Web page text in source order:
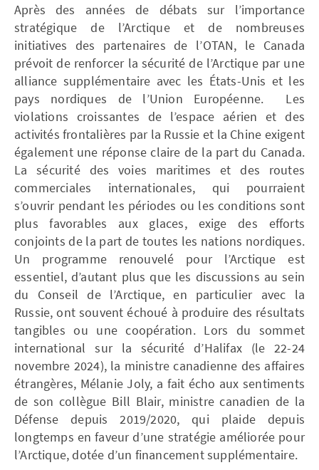
Après des années de débats sur l’importance
stratégique de l’Arctique et de nombreuses
initiatives des partenaires de l’OTAN, le Canada
prévoit de renforcer la sécurité de l’Arctique par une
alliance supplémentaire avec les États-Unis et les
pays nordiques de l’Union Européenne. Les
violations croissantes de l’espace aérien et des
activités frontalières par la Russie et la Chine exigent
également une réponse claire de la part du Canada.
La sécurité des voies maritimes et des routes
commerciales internationales, qui pourraient
s’ouvrir pendant les périodes ou les conditions sont
plus favorables aux glaces, exige des efforts
conjoints de la part de toutes les nations nordiques.
Un programme renouvelé pour l’Arctique est
essentiel, d’autant plus que les discussions au sein
du Conseil de l’Arctique, en particulier avec la
Russie, ont souvent échoué à produire des résultats
tangibles ou une coopération. Lors du sommet
international sur la sécurité d’Halifax (le 22-24
novembre 2024), la ministre canadienne des affaires
étrangères, Mélanie Joly, a fait écho aux sentiments
de son collègue Bill Blair, ministre canadien de la
Défense depuis 2019/2020, qui plaide depuis
longtemps en faveur d’une stratégie améliorée pour
l’Arctique, dotée d’un financement supplémentaire.